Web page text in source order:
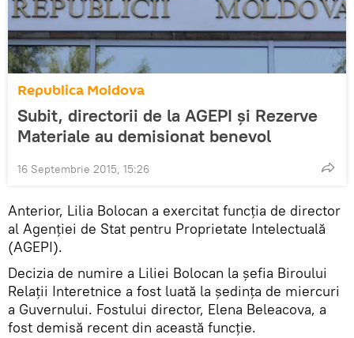
Republica Moldova
Subit, directorii de la AGEPI şi Rezerve
Materiale au demisionat benevol
16 Septembrie 2015, 15:26
Anterior, Lilia Bolocan a exercitat funcţia de director
al Agenției de Stat pentru Proprietate Intelectuală
(AGEPI).
Decizia de numire a Liliei Bolocan la şefia Biroului
Relaţii Interetnice a fost luată la şedinţa de miercuri
a Guvernului. Fostului director, Elena Beleacova, a
fost demisă recent din această funcţie.